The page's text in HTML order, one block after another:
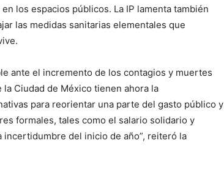
los espacios públicos. La IP lamenta también
las medidas sanitarias elementales que
ante el incremento de los contagios y muertes
Ciudad de México tienen ahora la
para reorientar una parte del gasto público y
formales, tales como el salario solidario y
del inicio de año”, reiteró la